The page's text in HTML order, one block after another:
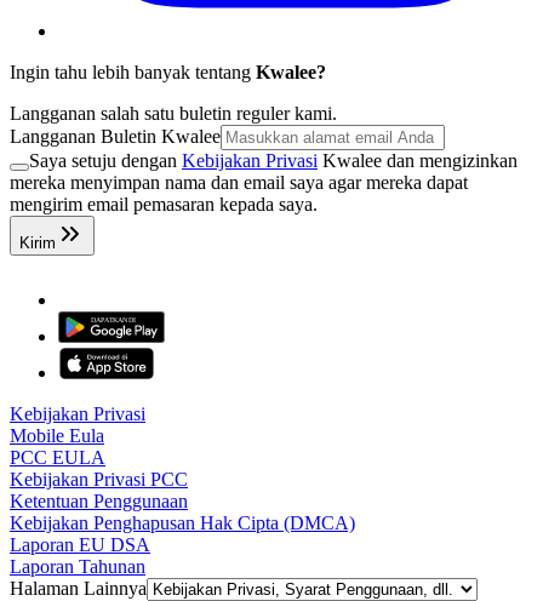
Ingin tahu lebih banyak tentang Kwalee?
Langganan salah satu buletin reguler kami.
Langganan Buletin Kwalee
Saya setuju dengan Kebijakan Privasi Kwalee dan mengizinkan
mereka menyimpan nama dan email saya agar mereka dapat
mengirim email pemasaran kepada saya.
Kirim
Kebijakan Privasi
Mobile Eula
PCC EULA
Kebijakan Privasi PCC
Ketentuan Penggunaan
Kebijakan Penghapusan Hak Cipta (DMCA)
Laporan EU DSA
Laporan Tahunan
Halaman Lainnya